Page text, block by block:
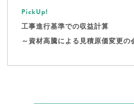
PickUp!
工事進行基準での収益計算
～資材高騰による見積原価変更の